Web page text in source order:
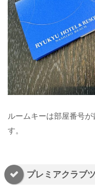
ルームキーは部屋番号
す。
プレミアクラブ